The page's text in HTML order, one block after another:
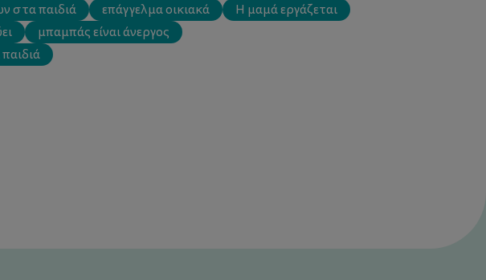
στα παιδιά επάγγελμα οικιακά
Η μαμά εργάζεται
μπαμπάς είναι άνεργος